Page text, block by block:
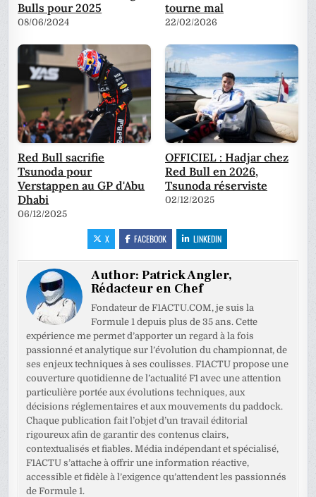
Bulls pour 2025
08/06/2024
tourne mal
22/02/2026
Red Bull sacrifie
Tsunoda pour
Verstappen au GP d'Abu
Dhabi
06/12/2025
OFFICIEL : Hadjar chez
Red Bull en 2026,
Tsunoda réserviste
02/12/2025
X FACEBOOK LINKEDIN
Author:Patrick Angler,
Rédacteur en Chef
Fondateur de F1ACTU.COM, je suis la
Formule 1 depuis plus de 35 ans. Cette
expérience me permet d’apporter un regard à la fois
passionné et analytique sur l’évolution du championnat, de
ses enjeux techniques à ses coulisses. F1ACTU propose une
couverture quotidienne de l’actualité F1 avec une attention
particulière portée aux évolutions techniques, aux
décisions réglementaires et aux mouvements du paddock.
Chaque publication fait l’objet d’un travail éditorial
rigoureux afin de garantir des contenus clairs,
contextualisés et fiables. Média indépendant et spécialisé,
F1ACTU s’attache à offrir une information réactive,
accessible et fidèle à l’exigence qu’attendent les passionnés
de Formule 1.